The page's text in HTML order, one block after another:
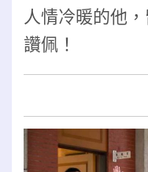
人情冷暖的他
讚佩！